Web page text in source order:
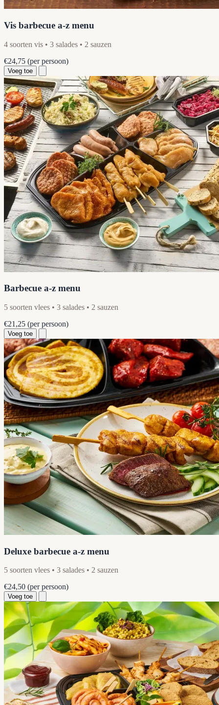
Vis barbecue a-z menu
4 soorten vis • 3 salades • 2 sauzen
€24,75 (per persoon)
Voeg toe
Barbecue a-z menu
5 soorten vlees • 3 salades • 2 sauzen
€21,25 (per persoon)
Voeg toe
Deluxe barbecue a-z menu
5 soorten vlees • 3 salades • 2 sauzen
€24,50 (per persoon)
Voeg toe